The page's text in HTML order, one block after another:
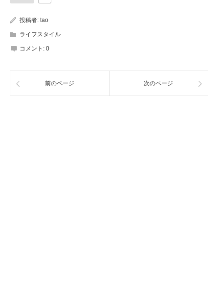
投稿者: tao
ライフスタイル
コメント: 0
前のページ 次のページ